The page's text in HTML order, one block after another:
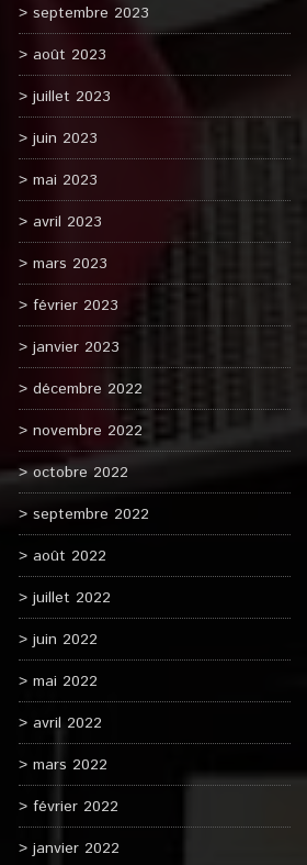
septembre 2023
août 2023
juillet 2023
juin 2023
mai 2023
avril 2023
mars 2023
février 2023
janvier 2023
décembre 2022
novembre 2022
octobre 2022
septembre 2022
août 2022
juillet 2022
juin 2022
mai 2022
avril 2022
mars 2022
février 2022
janvier 2022